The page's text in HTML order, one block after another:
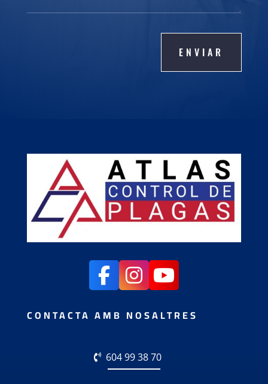
ENVIAR
CONTACTA AMB NOSALTRES
604 99 38 70